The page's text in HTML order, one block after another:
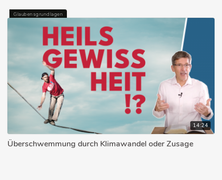
Glaubensgrundlagen
14:24
Überschwemmung durch Klimawandel oder Zusage